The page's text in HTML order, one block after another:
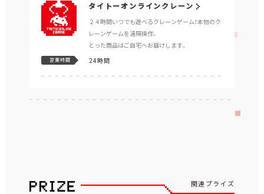
タイトーオンラインクレーン
２４時間いつでも遊べるクレーンゲーム！本物のク
レーンゲームを遠隔操作。
とった商品はご自宅へお届けします。
営業時間 24時間
関連プライズ